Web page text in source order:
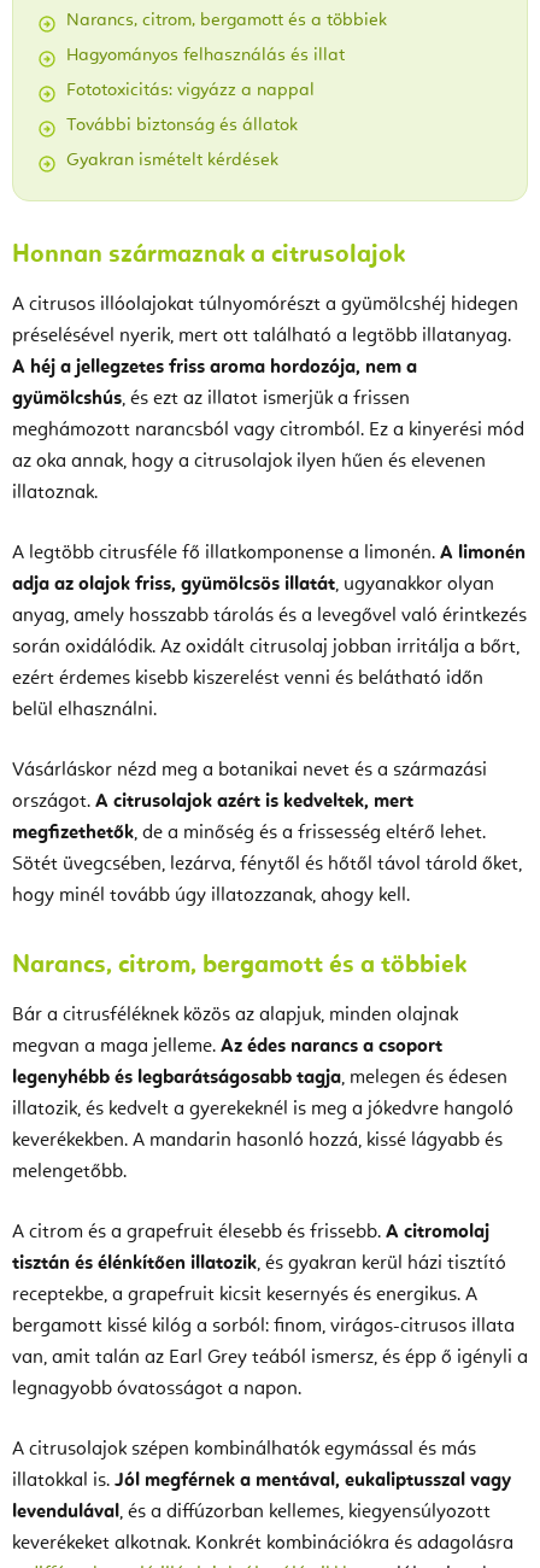
Narancs, citrom, bergamott és a többiek
Hagyományos felhasználás és illat
Fototoxicitás: vigyázz a nappal
További biztonság és állatok
Gyakran ismételt kérdések
Honnan származnak a citrusolajok
A citrusos illóolajokat túlnyomórészt a gyümölcshéj hidegen
préselésével nyerik, mert ott található a legtöbb illatanyag.
A héj a jellegzetes friss aroma hordozója, nem a
gyümölcshús, és ezt az illatot ismerjük a frissen
meghámozott narancsból vagy citromból. Ez a kinyerési mód
az oka annak, hogy a citrusolajok ilyen hűen és elevenen
illatoznak.
A legtöbb citrusféle fő illatkomponense a limonén. A limonén
adja az olajok friss, gyümölcsös illatát, ugyanakkor olyan
anyag, amely hosszabb tárolás és a levegővel való érintkezés
során oxidálódik. Az oxidált citrusolaj jobban irritálja a bőrt,
ezért érdemes kisebb kiszerelést venni és belátható időn
belül elhasználni.
Vásárláskor nézd meg a botanikai nevet és a származási
országot. A citrusolajok azért is kedveltek, mert
megfizethetők, de a minőség és a frissesség eltérő lehet.
Sötét üvegcsében, lezárva, fénytől és hőtől távol tárold őket,
hogy minél tovább úgy illatozzanak, ahogy kell.
Narancs, citrom, bergamott és a többiek
Bár a citrusféléknek közös az alapjuk, minden olajnak
megvan a maga jelleme. Az édes narancs a csoport
legenyhébb és legbarátságosabb tagja, melegen és édesen
illatozik, és kedvelt a gyerekeknél is meg a jókedvre hangoló
keverékekben. A mandarin hasonló hozzá, kissé lágyabb és
melengetőbb.
A citrom és a grapefruit élesebb és frissebb. A citromolaj
tisztán és élénkítően illatozik, és gyakran kerül házi tisztító
receptekbe, a grapefruit kicsit kesernyés és energikus. A
bergamott kissé kilóg a sorból: finom, virágos-citrusos illata
van, amit talán az Earl Grey teából ismersz, és épp ő igényli a
legnagyobb óvatosságot a napon.
A citrusolajok szépen kombinálhatók egymással és más
illatokkal is. Jól megférnek a mentával, eukaliptusszal vagy
levendulával, és a diffúzorban kellemes, kiegyensúlyozott
keverékeket alkotnak. Konkrét kombinációkra és adagolásra